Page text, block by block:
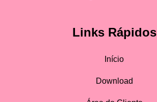
Links Rápidos
Início
Download